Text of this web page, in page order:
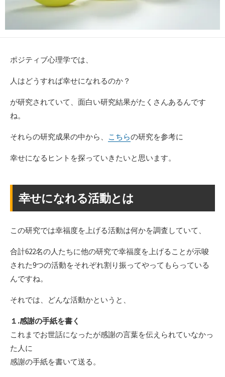
ポジティブ心理学では、
人はどうすれば幸せになれるのか？
が研究されていて、面白い研究結果がたくさんあるんです
ね。
それらの研究成果の中から、 こちらの研究を参考に
幸せになるヒントを探っていきたいと思います。
幸せになれる活動とは
この研究では幸福度を上げる活動は何かを調査していて、
合計622名の人たちに他の研究で幸福度を上げることが示唆
された9つの活動をそれぞれ割り振ってやってもらっている
んですね。
それでは、どんな活動かというと、
１.感謝の手紙を書く
これまでお世話になったが感謝の言葉を伝えられていなかっ
た人に
感謝の手紙を書いて送る。